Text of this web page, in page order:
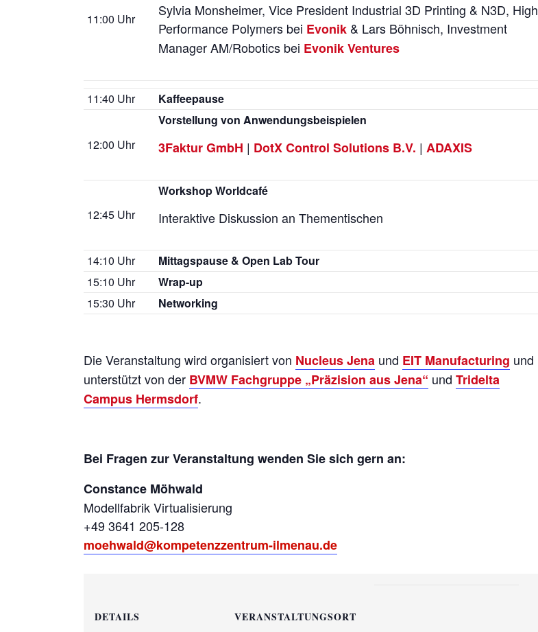
11:00 Uhr
Sylvia Monsheimer, Vice President Industrial 3D Printing & N3D, High
Performance Polymers bei Evonik & Lars Böhnisch, Investment
Manager AM/Robotics bei Evonik Ventures
11:40 Uhr Kaffeepause
12:00 Uhr
Vorstellung von Anwendungsbeispielen
3Faktur GmbH | DotX Control Solutions B.V. | ADAXIS
12:45 Uhr
Workshop Worldcafé
Interaktive Diskussion an Thementischen
14:10 Uhr
Mittagspause & Open Lab Tour
15:10 Uhr
Wrap-up
15:30 Uhr
Networking
Die Veranstaltung wird organisiert von Nucleus Jena und EIT Manufacturing und
unterstützt von der BVMW Fachgruppe „Präzision aus Jena“ und Tridelta
Campus Hermsdorf. ​
Bei Fragen zur Veranstaltung wenden Sie sich gern an:
Constance Möhwald
Modellfabrik Virtualisierung
+49 3641 205-128
moehwald@kompetenzzentrum-ilmenau.de
DETAILS VERANSTALTUNGSORT